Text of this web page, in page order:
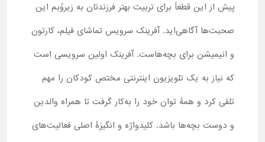
پیش از این قطعاً برای تربیت بهتر فرزندتان به زیروُبم این
صحبت‌ها آگاهی‌اید. آفرینک سرویس تماشای فیلم، کارتون
و انیمیشن برای بچه‌هاست. آفرینک اولین سرویسی است
که نیاز به یک تلویزیون اینترنتی مختص کودکان را مهم
تلقی کرد و همۀ توان خود را به‌کار گرفت تا همراه والدین
و دوست بچه‌ها باشد. کلیدواژه و انگیزۀ اصلی فعالیت‌های